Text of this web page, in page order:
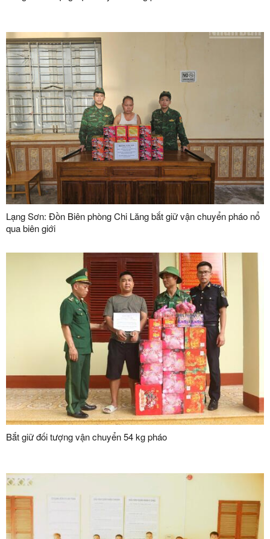
Lạng Sơn: Đồn Biên phòng Chi Lăng bắt giữ vận chuyển pháo nổ
qua biên giới
Bắt giữ đối tượng vận chuyển 54 kg pháo